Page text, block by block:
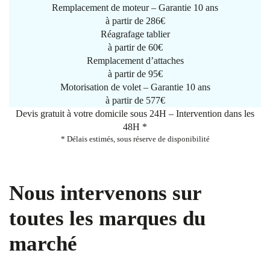
Remplacement de moteur – Garantie 10 ans
à partir de 286€
Réagrafage tablier
à partir de 60€
Remplacement d’attaches
à partir de 95€
Motorisation de volet – Garantie 10 ans
à partir de 577€
Devis gratuit à votre domicile sous 24H – Intervention dans les
48H *
* Délais estimés, sous réserve de disponibilité
Nous intervenons sur
toutes les marques du
marché